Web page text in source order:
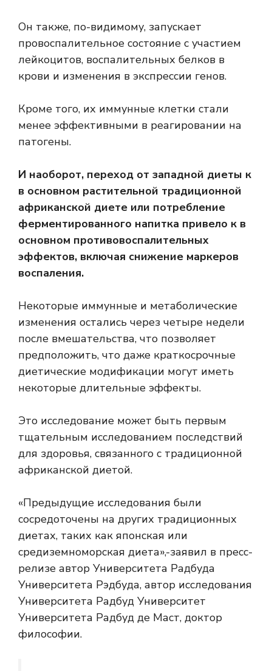
Он также, по-видимому, запускает
провоспалительное состояние с участием
лейкоцитов, воспалительных белков в
крови и изменения в экспрессии генов.
Кроме того, их иммунные клетки стали
менее эффективными в реагировании на
патогены.
И наоборот, переход от западной диеты к
в основном растительной традиционной
африканской диете или потребление
ферментированного напитка привело к в
основном противовоспалительных
эффектов, включая снижение маркеров
воспаления.
Некоторые иммунные и метаболические
изменения остались через четыре недели
после вмешательства, что позволяет
предположить, что даже краткосрочные
диетические модификации могут иметь
некоторые длительные эффекты.
Это исследование может быть первым
тщательным исследованием последствий
для здоровья, связанного с традиционной
африканской диетой.
«Предыдущие исследования были
сосредоточены на других традиционных
диетах, таких как японская или
средиземноморская диета»,-заявил в пресс-
релизе автор Университета Радбуда
Университета Рэдбуда, автор исследования
Университета Радбуд Университет
Университета Радбуд де Маст, доктор
философии.